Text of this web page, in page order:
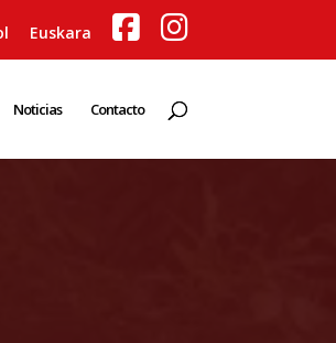
Euskara
Noticias Contacto